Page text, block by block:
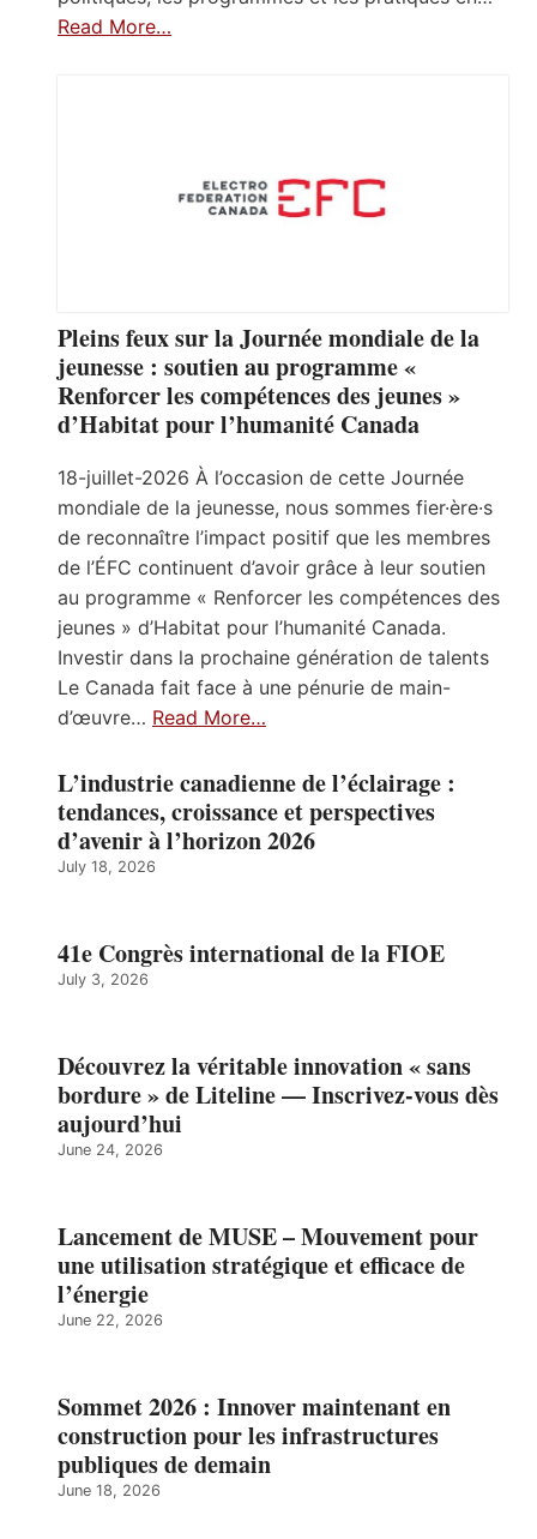
Read More…
Pleins feux sur la Journée mondiale de la
jeunesse : soutien au programme «
Renforcer les compétences des jeunes »
d’Habitat pour l’humanité Canada
18-juillet-2026 À l’occasion de cette Journée
mondiale de la jeunesse, nous sommes fier·ère·s
de reconnaître l’impact positif que les membres
de l’ÉFC continuent d’avoir grâce à leur soutien
au programme « Renforcer les compétences des
jeunes » d’Habitat pour l’humanité Canada.
Investir dans la prochaine génération de talents
Le Canada fait face à une pénurie de main-
d’œuvre… Read More…
L’industrie canadienne de l’éclairage :
tendances, croissance et perspectives
d’avenir à l’horizon 2026
July 18, 2026
41e Congrès international de la FIOE
July 3, 2026
Découvrez la véritable innovation « sans
bordure » de Liteline — Inscrivez-vous dès
aujourd’hui
June 24, 2026
Lancement de MUSE – Mouvement pour
une utilisation stratégique et efficace de
l’énergie
June 22, 2026
Sommet 2026 : Innover maintenant en
construction pour les infrastructures
publiques de demain
June 18, 2026